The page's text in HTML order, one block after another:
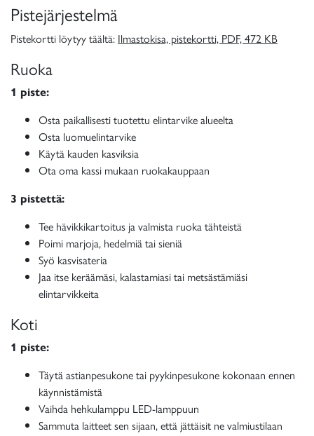
Pistejärjestelmä
Pistekortti löytyy täältä: Ilmastokisa, pistekortti, PDF, 472 KB
Ruoka
1 piste:
Osta paikallisesti tuotettu elintarvike alueelta
Osta luomuelintarvike
Käytä kauden kasviksia
Ota oma kassi mukaan ruokakauppaan
3 pistettä:
Tee hävikkikartoitus ja valmista ruoka tähteistä
Poimi marjoja, hedelmiä tai sieniä
Syö kasvisateria
Jaa itse keräämäsi, kalastamiasi tai metsästämiäsi
elintarvikkeita
Koti
1 piste:
Täytä astianpesukone tai pyykinpesukone kokonaan ennen
käynnistämistä
Vaihda hehkulamppu LED-lamppuun
Sammuta laitteet sen sijaan, että jättäisit ne valmiustilaan